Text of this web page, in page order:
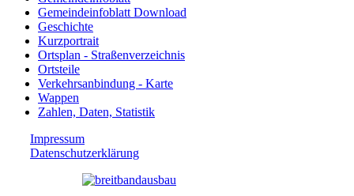
Gemeindeinfoblatt Download
Geschichte
Kurzportrait
Ortsplan - Straßenverzeichnis
Ortsteile
Verkehrsanbindung - Karte
Wappen
Zahlen, Daten, Statistik
Impressum
Datenschutzerklärung